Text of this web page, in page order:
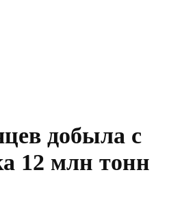
добыла с
12 млн тонн